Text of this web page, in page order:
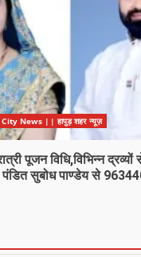
News || हापुड़ शहर न्यूज़
पूजन विधि,विभिन्न
पंडित सुबोध पाण्डेय से